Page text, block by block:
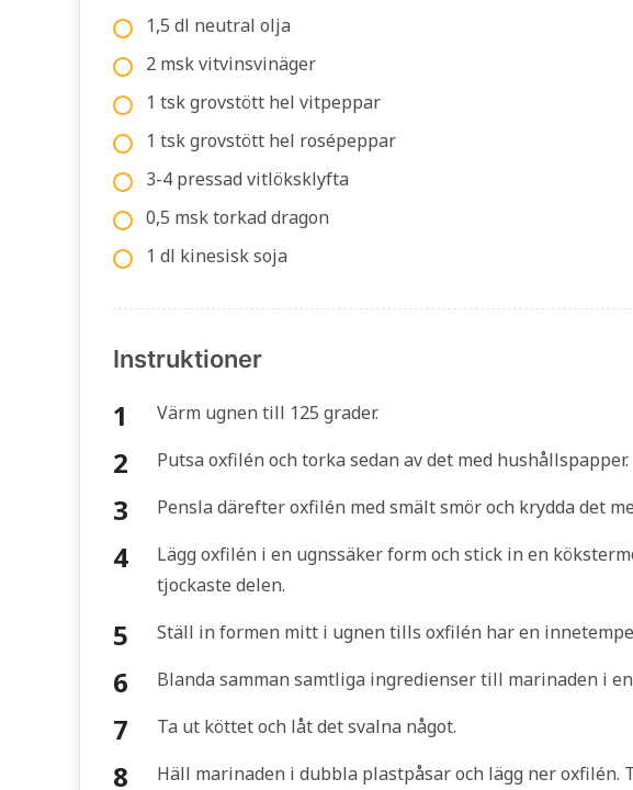
1,5 dl neutral olja
2 msk vitvinsvinäger
1 tsk grovstött hel vitpeppar
1 tsk grovstött hel rosépeppar
3-4 pressad vitlöksklyfta
0,5 msk torkad dragon
1 dl kinesisk soja
Instruktioner
Värm ugnen till 125 grader.
Putsa oxfilén och torka sedan av det med hushållspapper.
Pensla därefter oxfilén med smält smör och krydda det
Lägg oxfilén i en ugnssäker form och stick in en
tjockaste delen.
Ställ in formen mitt i ugnen tills oxfilén har en
Blanda samman samtliga ingredienser till marinaden i
Ta ut köttet och låt det svalna något.
Häll marinaden i dubbla plastpåsar och lägg ner oxfilén.